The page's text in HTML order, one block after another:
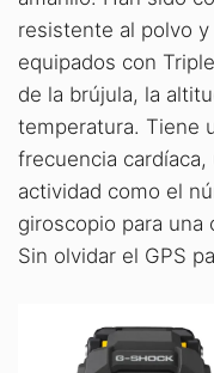
resistente al polvo
equipados con
de la brújula, la
temperatura. Tiene
frecuencia
actividad como el
giroscopio para una
Sin olvidar el GPS